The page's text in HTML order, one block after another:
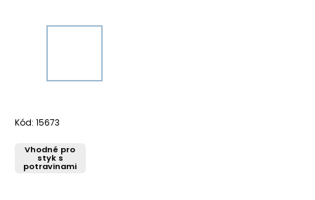
Kód: 15673
Vhodné pro
styk s
potravinami